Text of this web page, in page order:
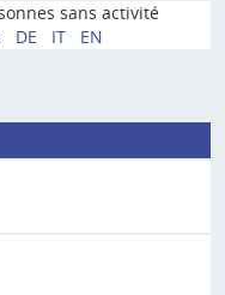
sans activité
DE IT EN